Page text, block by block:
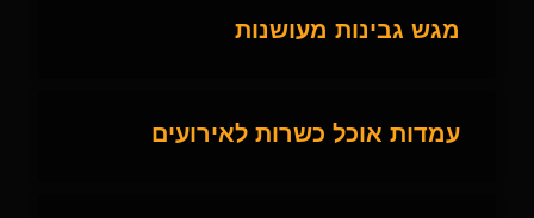
מגש גבינות מעושנות
עמדות אוכל כשרות לאירועים